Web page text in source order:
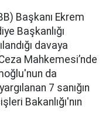
Başkanı Ekrem
Başkanlığı
davaya
Mahkemesi’nde
da
7 sanığın
Bakanlığı'nın